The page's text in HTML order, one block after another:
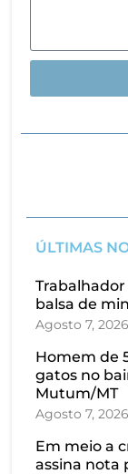
ÚLTIMAS
balsa de
Agosto 7, 2026
Homem de
gatos no
Mutum/MT
Agosto 7, 2026
Em meio a
assina nota